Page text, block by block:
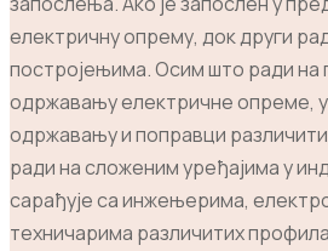
електричну опрему, док други
постројењима. Осим што ради
одржавању електричне опреме,
одржавању и поправци
ради на сложеним уређајима у
сарађује са инжењерима,
техничарима различитих